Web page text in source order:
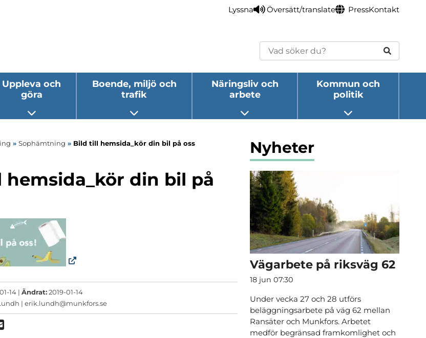
Lyssna Översätt/translate PressKontakt
Sök
Uppleva och
göra
Öppna undermeny
Boende, miljö och
trafik
Öppna undermeny
Näringsliv och
arbete
Öppna undermeny
Kommun och
politik
Öppna undermeny
» Sophämtning » Bild till hemsida_kör din bil på oss
din bil på
14 |Ändrat:2019-01-14
|erik.lundh@munkfors.se
via Facebook
Dela via mail
Nyheter
Vägarbete på riksväg 62
18 jun 07:30
Under vecka 27 och 28 utförs
beläggningsarbete på väg 62 mellan
Ransäter och Munkfors. Arbetet
medför begränsad framkomlighet och